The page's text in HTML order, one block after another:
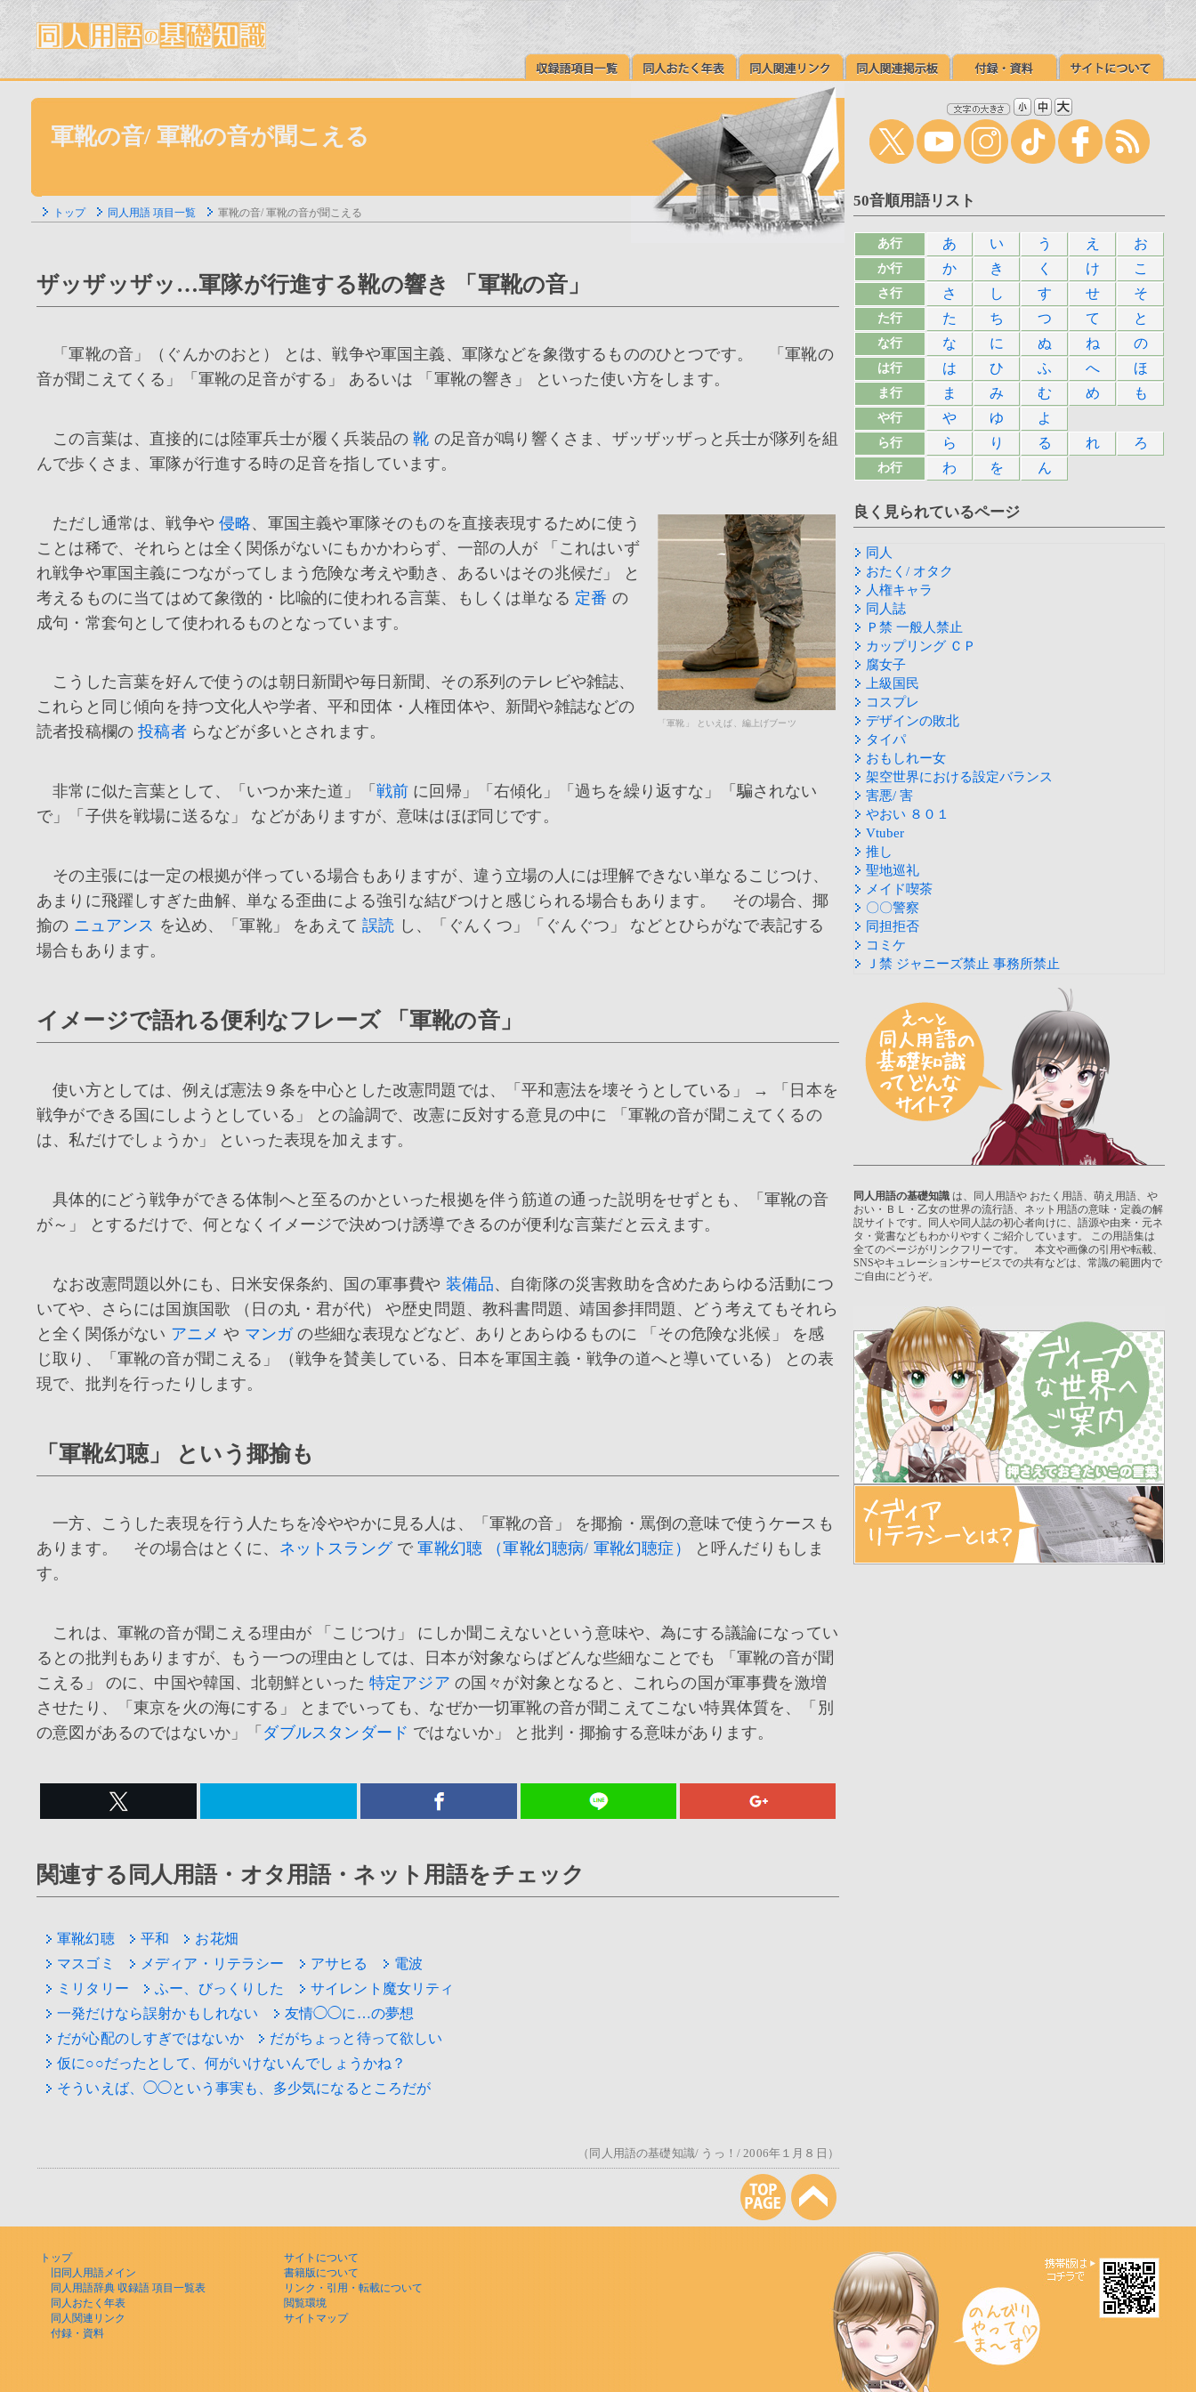
軍靴の音/ 軍靴の音が聞こえる
トップ 同人用語 項目一覧 軍靴の音/ 軍靴の音が聞こえる
ザッザッザッ…軍隊が行進する靴の響き 「軍靴の音」
「軍靴の音」（ぐんかのおと） とは、戦争や軍国主義、軍隊などを象徴するもののひとつです。 「軍靴の
音が聞こえてくる」「軍靴の足音がする」 あるいは 「軍靴の響き」 といった使い方をします。
この言葉は、直接的には陸軍兵士が履く兵装品の靴 の足音が鳴り響くさま、ザッザッザっと兵士が隊列を組
んで歩くさま、軍隊が行進する時の足音を指しています。
「軍靴」 といえば、編上げブーツ
ただし通常は、戦争や侵略、軍国主義や軍隊そのものを直接表現するために使う
ことは稀で、それらとは全く関係がないにもかかわらず、一部の人が 「これはいず
れ戦争や軍国主義につながってしまう危険な考えや動き、あるいはその兆候だ」 と
考えるものに当てはめて象徴的・比喩的に使われる言葉、もしくは単なる 定番 の
成句・常套句として使われるものとなっています。
こうした言葉を好んで使うのは朝日新聞や毎日新聞、その系列のテレビや雑誌、
これらと同じ傾向を持つ文化人や学者、平和団体・人権団体や、新聞や雑誌などの
読者投稿欄の投稿者らなどが多いとされます。
非常に似た言葉として、「いつか来た道」「 戦前 に回帰」「右傾化」「過ちを繰り返すな」「騙されない
で」「子供を戦場に送るな」 などがありますが、意味はほぼ同じです。
その主張には一定の根拠が伴っている場合もありますが、違う立場の人には理解できない単なるこじつけ、
あまりに飛躍しすぎた曲解、単なる歪曲による強引な結びつけと感じられる場合もあります。 その場合、揶
揄の ニュアンス を込め、「軍靴」 をあえて誤読 し、「ぐんくつ」「ぐんぐつ」 などとひらがなで表記する
場合もあります。
イメージで語れる便利なフレーズ 「軍靴の音」
使い方としては、例えば憲法９条を中心とした改憲問題では、「平和憲法を壊そうとしている」 → 「日本を
戦争ができる国にしようとしている」 との論調で、改憲に反対する意見の中に 「軍靴の音が聞こえてくるの
は、私だけでしょうか」 といった表現を加えます。
具体的にどう戦争ができる体制へと至るのかといった根拠を伴う筋道の通った説明をせずとも、「軍靴の音
が～」 とするだけで、何となくイメージで決めつけ誘導できるのが便利な言葉だと云えます。
なお改憲問題以外にも、日米安保条約、国の軍事費や 装備品、自衛隊の災害救助を含めたあらゆる活動につ
いてや、さらには国旗国歌 （日の丸・君が代） や歴史問題、教科書問題、靖国参拝問題、どう考えてもそれら
と全く関係がない アニメ や マンガの些細な表現などなど、ありとあらゆるものに 「その危険な兆候」 を感
じ取り、「軍靴の音が聞こえる」（戦争を賛美している、日本を軍国主義・戦争の道へと導いている） との表
現で、批判を行ったりします。
「軍靴幻聴」 という揶揄も
一方、こうした表現を行う人たちを冷ややかに見る人は、「軍靴の音」 を揶揄・罵倒の意味で使うケースも
あります。 その場合はとくに、 ネットスラングで軍靴幻聴 （軍靴幻聴病/ 軍靴幻聴症）
と呼んだりもしま
す。
これは、軍靴の音が聞こえる理由が 「こじつけ」 にしか聞こえないという意味や、為にする議論になってい
るとの批判もありますが、もう一つの理由としては、日本が対象ならばどんな些細なことでも 「軍靴の音が聞
こえる」 のに、中国や韓国、北朝鮮といった 特定アジア の国々が対象となると、これらの国が軍事費を激増
させたり、「東京を火の海にする」 とまでいっても、なぜか一切軍靴の音が聞こえてこない特異体質を、「別
の意図があるのではないか」「 ダブルスタンダード ではないか」 と批判・揶揄する意味があります。
関連する同人用語・オタ用語・ネット用語をチェック
軍靴幻聴 平和
お花畑
マスゴミ
メディア・リテラシー アサヒる
電波
ミリタリー
ふー、びっくりした
サイレント魔女リティ
一発だけなら誤射かもしれない
友情◯◯に…の夢想
だが心配のしすぎではないか
だがちょっと待って欲しい
仮に○○だったとして、何がいけないんでしょうかね？
そういえば、◯◯という事実も、多少気になるところだが
（同人用語の基礎知識/ うっ！/ 2006年１月８日）
50音順用語リスト
あ行 あ い う え お
か行 か き く け こ
さ行 さ し す せ そ
た行 た ち つ て と
な行 な に ぬ ね の
は行 は ひ ふ へ ほ
ま行 ま み む め も
や行 や ゆ よ
ら行 ら り る れ ろ
わ行 わ を ん
良く見られているページ
同人
おたく/ オタク
人権キャラ
同人誌
Ｐ禁 一般人禁止
カップリング ＣＰ
腐女子
上級国民
コスプレ
デザインの敗北
タイパ
おもしれー女
架空世界における設定バランス
害悪/ 害
やおい ８０１
Vtuber
推し
聖地巡礼
メイド喫茶
〇〇警察
同担拒否
コミケ
Ｊ禁 ジャニーズ禁止 事務所禁止
同人用語の基礎知識 は、同人用語や おたく用語、萌え用語、や
おい・ＢＬ・乙女の世界の流行語、ネット用語の意味・定義の解
説サイトです。同人や同人誌の初心者向けに、語源や由来・元ネ
タ・覚書などもわかりやすくご紹介しています。 この用語集は
全てのページがリンクフリーです。 本文や画像の引用や転載、
SNSやキュレーションサービスでの共有などは、常識の範囲内で
ご自由にどうぞ。
トップ
旧同人用語メイン
同人用語辞典 収録語 項目一覧表
同人おたく年表
同人関連リンク
付録・資料
サイトについて
書籍版について
リンク・引用・転載について
閲覧環境
サイトマップ